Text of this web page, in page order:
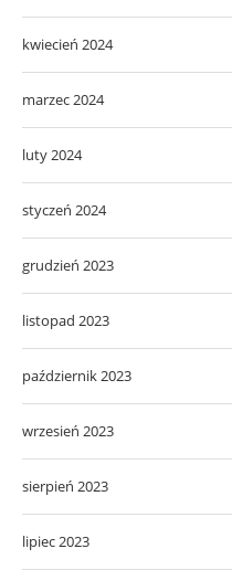
kwiecień 2024
marzec 2024
luty 2024
styczeń 2024
grudzień 2023
listopad 2023
październik 2023
wrzesień 2023
sierpień 2023
lipiec 2023